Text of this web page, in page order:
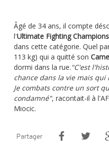
Âgé de 34 ans, il compte
l'Ultimate Fighting
dans cette catégorie. Quel
113 kg) qui a quitté son
dormi dans la rue. "C'est
chance dans la vie mais
Je combats contre un sort
condamné", racontait-il à
Miocic.
Partager